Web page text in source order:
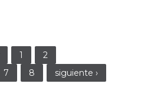
1
2
7 8
siguiente ›